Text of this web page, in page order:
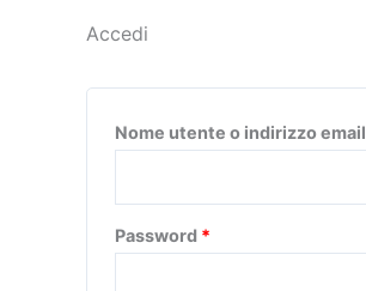
Accedi
Nome utente o indirizzo email
Password *